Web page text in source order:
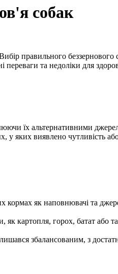
собак
правильного беззернового
переваги та недоліки для
їх альтернативними
у яких виявлено чутливість
як наповнювачі та
картопля, горох, батат або
збалансованим, з